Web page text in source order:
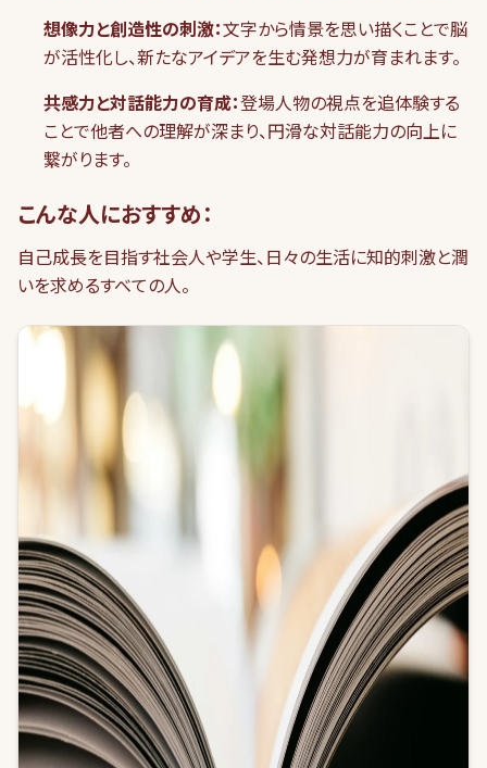
想像力と創造性の刺激：文字から情景を思い描くことで脳
が活性化し、新たなアイデアを生む発想力が育まれます。
共感力と対話能力の育成：登場人物の視点を追体験する
ことで他者への理解が深まり、円滑な対話能力の向上に
繋がります。
こんな人におすすめ：
自己成長を目指す社会人や学生、日々の生活に知的刺激と潤
いを求めるすべての人。